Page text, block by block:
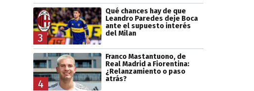
3
Qué chances hay de que
Leandro Paredes deje Boca
ante el supuesto interés
del Milan
4
Franco Mastantuono, de
Real Madrid a Fiorentina:
¿Relanzamiento o paso
atrás?